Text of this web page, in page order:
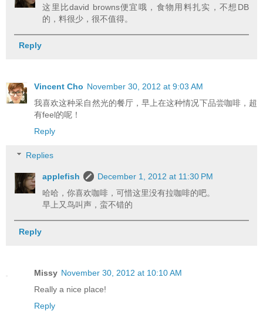
这里比david browns便宜哦，食物用料扎实，不想DB
的，料很少，很不值得。
Reply
Vincent Cho November 30, 2012 at 9:03 AM
我喜欢这种采自然光的餐厅，早上在这种情况下品尝咖啡，超
有feel的呢！
Reply
Replies
applefish
December 1, 2012 at 11:30 PM
哈哈，你喜欢咖啡，可惜这里没有拉咖啡的吧。
早上又鸟叫声，蛮不错的
Reply
Missy November 30, 2012 at 10:10 AM
Really a nice place!
Reply